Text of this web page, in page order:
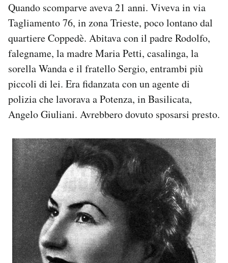
Quando scomparve aveva 21 anni. Viveva in via
Tagliamento 76, in zona Trieste, poco lontano dal
quartiere Coppedè. Abitava con il padre Rodolfo,
falegname, la madre Maria Petti, casalinga, la
sorella Wanda e il fratello Sergio, entrambi più
piccoli di lei. Era fidanzata con un agente di
polizia che lavorava a Potenza, in Basilicata,
Angelo Giuliani. Avrebbero dovuto sposarsi presto.